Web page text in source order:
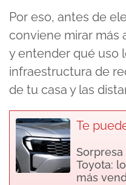
Por eso, antes de
conviene mirar más
y entender qué uso
infraestructura de
de tu casa y las
Te
Toyota:
más